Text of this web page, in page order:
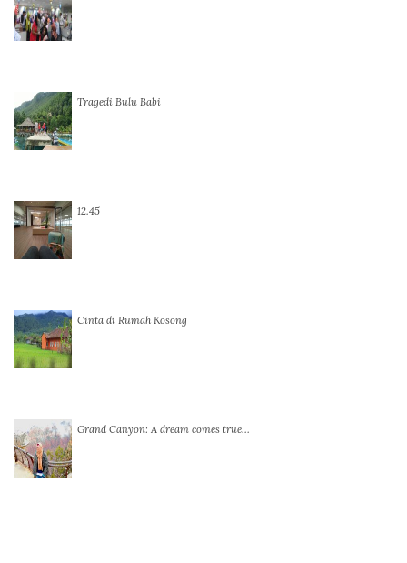
Tragedi Bulu Babi
12.45
Cinta di Rumah Kosong
Grand Canyon: A dream comes true…